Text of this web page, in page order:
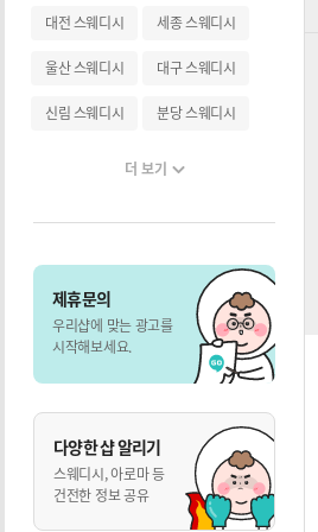
대전 스웨디시 세종 스웨디시
울산 스웨디시 대구 스웨디시
신림 스웨디시 분당 스웨디시
더 보기
제휴문의
우리샵에 맞는 광고를
시작해보세요.
다양한 샵 알리기
스웨디시, 아로마 등
건전한 정보 공유